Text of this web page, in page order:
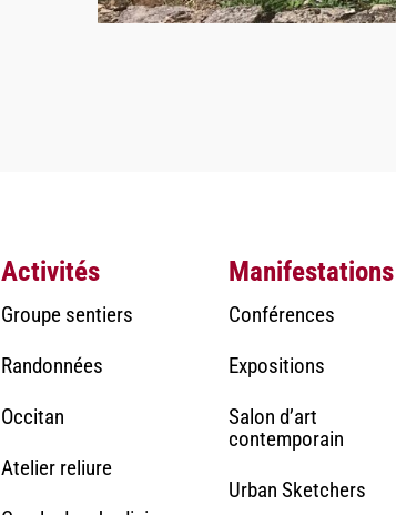
Activités
Groupe sentiers
Randonnées
Occitan
Atelier reliure
Manifestations
Conférences
Expositions
Salon d’art
contemporain
Urban Sketchers